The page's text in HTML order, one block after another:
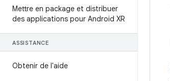
Mettre en package et distribuer
des applications pour Android XR
ASSISTANCE
Obtenir de l'aide